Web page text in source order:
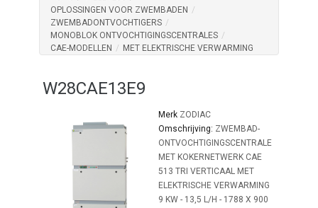
OPLOSSINGEN VOOR ZWEMBADEN /
ZWEMBADONTVOCHTIGERS /
MONOBLOK ONTVOCHTIGINGSCENTRALES /
CAE-MODELLEN / MET ELEKTRISCHE VERWARMING
W28CAE13E9
MerkZODIAC
Omschrijving: ZWEMBAD-
ONTVOCHTIGINGSCENTRALE
MET KOKERNETWERK CAE
513 TRI VERTICAAL MET
ELEKTRISCHE VERWARMING
9 KW - 13,5 L/H - 1788 X 900